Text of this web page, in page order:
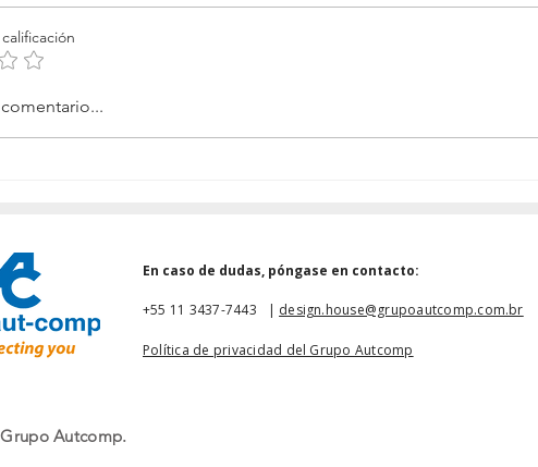
amplía la familia
En caso de dudas, póngase en contacto:
+55 11 3437-7443 | design.house@grupoautcomp.com.br
Política de privacidad del Grupo Autcomp
Autcomp.